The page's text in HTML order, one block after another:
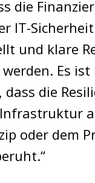
die
IT-Sicherheit
und klare
Es
die
oder dem